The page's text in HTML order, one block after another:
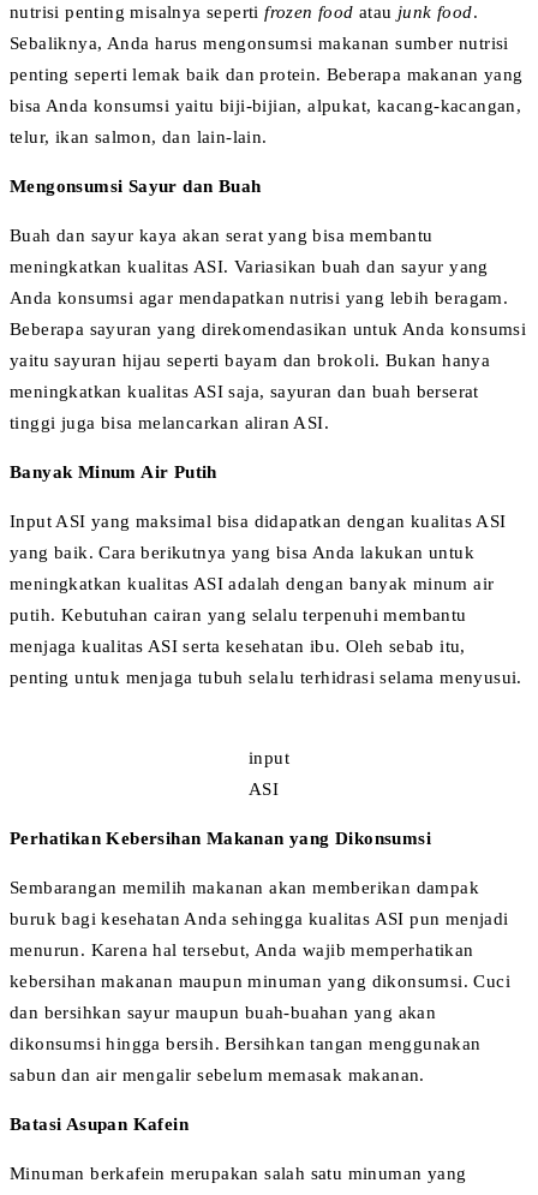
nutrisi penting misalnya sepertifrozen food atau junk food.
Sebaliknya, Anda harus mengonsumsi makanan sumber nutrisi
penting seperti lemak baik dan protein. Beberapa makanan yang
bisa Anda konsumsi yaitu biji-bijian, alpukat, kacang-kacangan,
telur, ikan salmon, dan lain-lain.
Mengonsumsi Sayur dan Buah
Buah dan sayur kaya akan serat yang bisa membantu
meningkatkan kualitas ASI. Variasikan buah dan sayur yang
Anda konsumsi agar mendapatkan nutrisi yang lebih beragam.
Beberapa sayuran yang direkomendasikan untuk Anda konsumsi
yaitu sayuran hijau seperti bayam dan brokoli. Bukan hanya
meningkatkan kualitas ASI saja, sayuran dan buah berserat
tinggi juga bisa melancarkan aliran ASI.
Banyak Minum Air Putih
Input ASI yang maksimal bisa didapatkan dengan kualitas ASI
yang baik. Cara berikutnya yang bisa Anda lakukan untuk
meningkatkan kualitas ASI adalah dengan banyak minum air
putih. Kebutuhan cairan yang selalu terpenuhi membantu
menjaga kualitas ASI serta kesehatan ibu. Oleh sebab itu,
penting untuk menjaga tubuh selalu terhidrasi selama menyusui.
input
ASI
Perhatikan Kebersihan Makanan yang Dikonsumsi
Sembarangan memilih makanan akan memberikan dampak
buruk bagi kesehatan Anda sehingga kualitas ASI pun menjadi
menurun. Karena hal tersebut, Anda wajib memperhatikan
kebersihan makanan maupun minuman yang dikonsumsi. Cuci
dan bersihkan sayur maupun buah-buahan yang akan
dikonsumsi hingga bersih. Bersihkan tangan menggunakan
sabun dan air mengalir sebelum memasak makanan.
Batasi Asupan Kafein
Minuman berkafein merupakan salah satu minuman yang